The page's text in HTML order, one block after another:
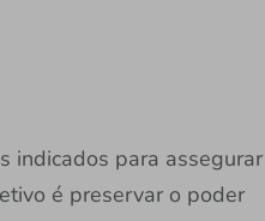
indicados para assegurar
é preservar o poder